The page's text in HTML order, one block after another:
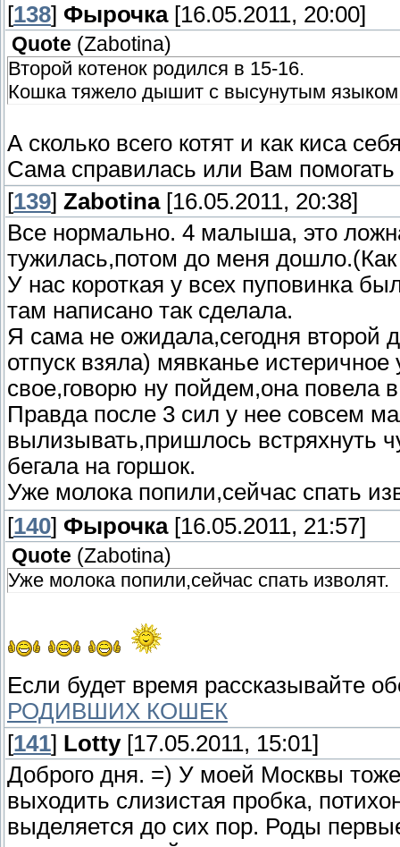
[138] Фырочка[16.05.2011, 20:00]
Quote (Zabotina)
Второй котенок родился в 15-16.
Кошка тяжело дышит с высунутым
А сколько всего котят и как киса
Сама справилась или Вам
[139] Zabotina[16.05.2011, 20:38]
Все нормально. 4 малыша, это
тужилась,потом до меня
У нас короткая у всех пуповинка
там написано так сделала.
Я сама не ожидала,сегодня второй
отпуск взяла) мявканье
свое,говорю ну пойдем,она повела
Правда после 3 сил у нее совсем
вылизывать,пришлось встряхнуть
бегала на горшок.
Уже молока попили,сейчас спать
[140] Фырочка[16.05.2011, 21:57]
Quote (Zabotina)
Уже молока попили,сейчас спать изволят.
Если будет время рассказывайте
РОДИВШИХ КОШЕК
[141] Lotty[17.05.2011, 15:01]
Доброго дня. =) У моей Москвы
выходить слизистая пробка,
выделяется до сих пор. Роды